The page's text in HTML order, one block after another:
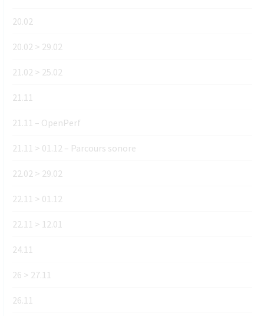
20.02
20.02 > 29.02
21.02 > 25.02
21.11
21.11 – OpenPerf
21.11 > 01.12 – Parcours sonore
22.02 > 29.02
22.11 > 01.12
22.11 > 12.01
24.11
26 > 27.11
26.11